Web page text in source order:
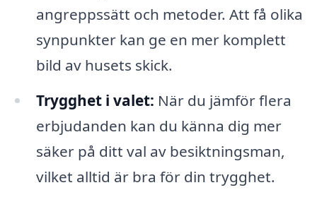
angreppssätt och metoder. Att få olika
synpunkter kan ge en mer komplett
bild av husets skick.
Trygghet i valet: När du jämför flera
erbjudanden kan du känna dig mer
säker på ditt val av besiktningsman,
vilket alltid är bra för din trygghet.